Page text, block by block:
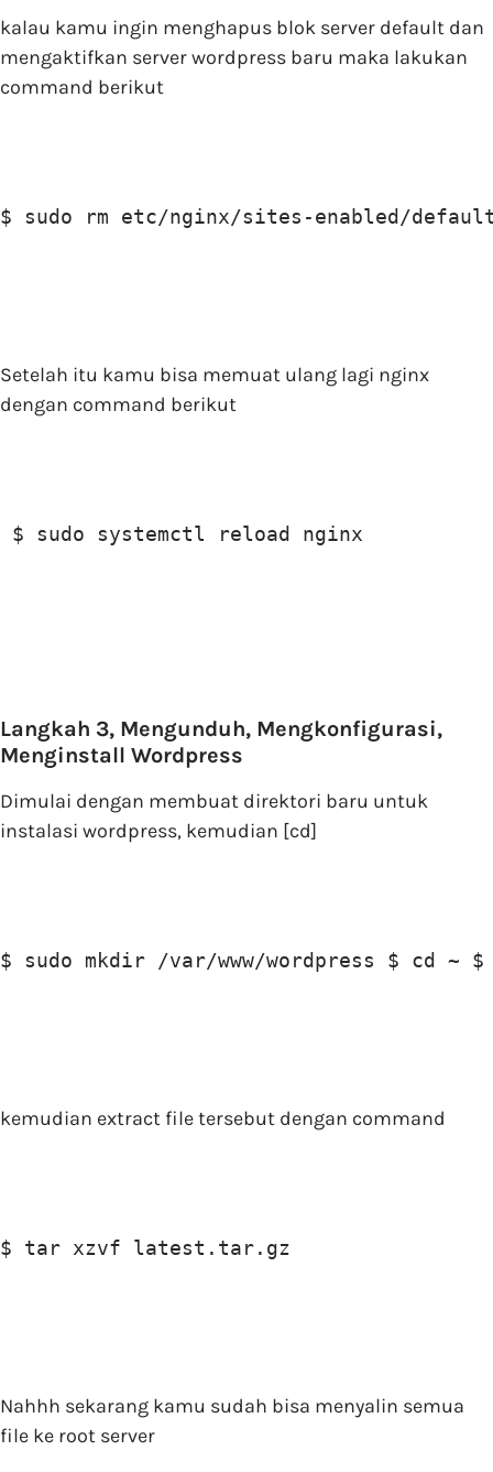
kalau kamu ingin menghapus blok server default dan
mengaktifkan server wordpress baru maka lakukan
command berikut
$ sudo rm etc/nginx/sites-enabled/
Setelah itu kamu bisa memuat ulang lagi nginx
dengan command berikut
$ sudo systemctl reload nginx
Langkah 3, Mengunduh, Mengkonfigurasi,
Menginstall Wordpress
Dimulai dengan membuat direktori baru untuk
instalasi wordpress, kemudian [cd]
$ sudo mkdir /var/www/wordpress $ cd ~
kemudian extract file tersebut dengan command
$ tar xzvf latest.tar.gz
Nahhh sekarang kamu sudah bisa menyalin semua
file ke root server